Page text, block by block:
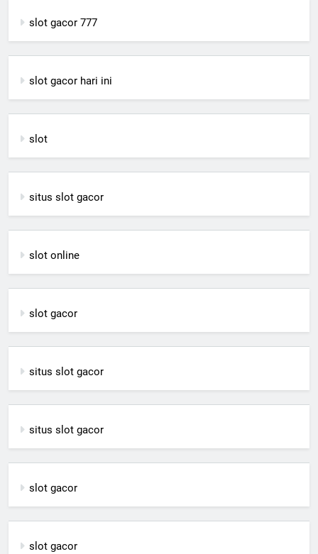
slot gacor 777
slot gacor hari ini
slot
situs slot gacor
slot online
slot gacor
situs slot gacor
situs slot gacor
slot gacor
slot gacor